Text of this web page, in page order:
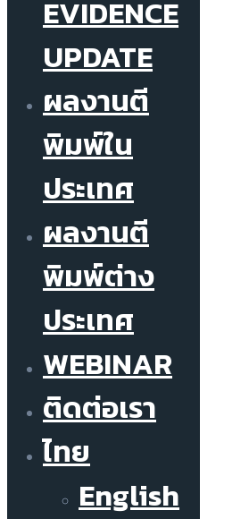
EVIDENCE
UPDATE
ผลงานตี
พิมพ์ใน
ประเทศ
ผลงานตี
พิมพ์ต่าง
ประเทศ
WEBINAR
ติดต่อเรา
ไทย
English